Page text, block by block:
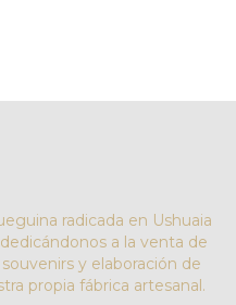
radicada en Ushuaia
a la venta de
y elaboración de
propia fábrica artesanal.